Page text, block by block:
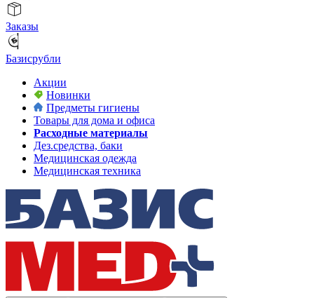
Заказы
Базисрубли
Акции
Новинки
Предметы гигиены
Товары для дома и офиса
Расходные материалы
Дез.средства, баки
Медицинская одежда
Медицинская техника